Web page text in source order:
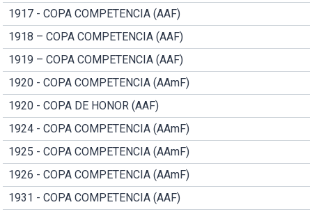
1917 - COPA COMPETENCIA (AAF)
1918 – COPA COMPETENCIA (AAF)
1919 – COPA COMPETENCIA (AAF)
1920 - COPA COMPETENCIA (AAmF)
1920 - COPA DE HONOR (AAF)
1924 - COPA COMPETENCIA (AAmF)
1925 - COPA COMPETENCIA (AAmF)
1926 - COPA COMPETENCIA (AAmF)
1931 - COPA COMPETENCIA (AAF)